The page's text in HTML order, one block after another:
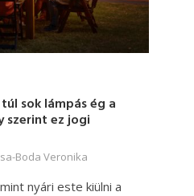
sok lámpás ég a
szerint ez jogi
Boda Veronika
nyári este kiülni a